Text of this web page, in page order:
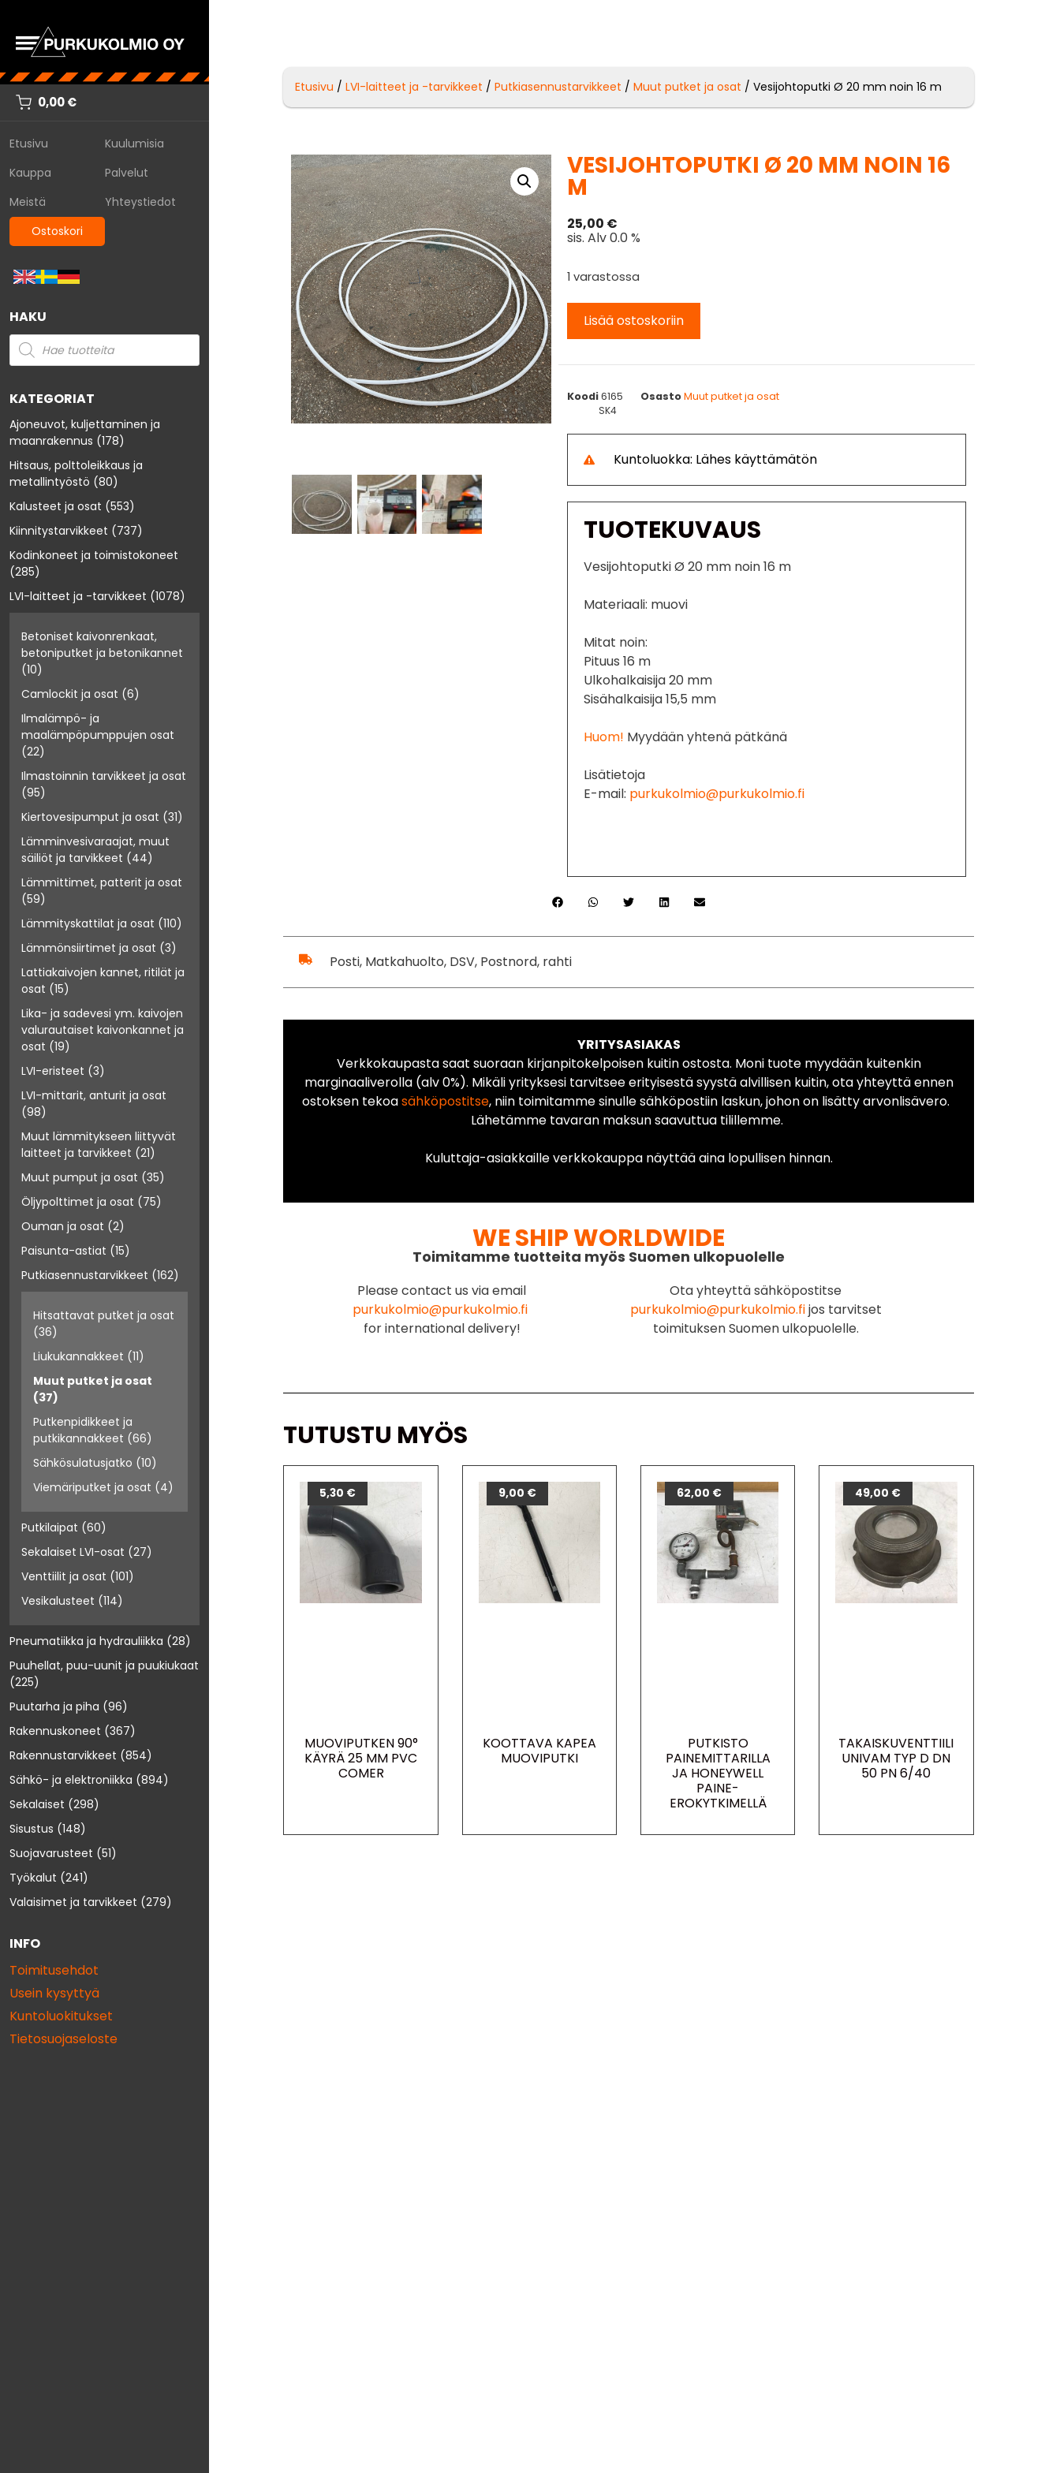
0,00€
Etusivu
Kuulumisia
Kauppa
Palvelut
Meistä
Yhteystiedot
Ostoskori
HAKU
KATEGORIAT
Ajoneuvot, kuljettaminen ja
maanrakennus (178)
Hitsaus, polttoleikkaus ja
metallintyöstö (80)
Kalusteet ja osat (553)
Kiinnitystarvikkeet (737)
Kodinkoneet ja toimistokoneet
(285)
LVI-laitteet ja -tarvikkeet (1078)
Betoniset kaivonrenkaat,
betoniputket ja betonikannet
(10)
Camlockit ja osat (6)
Ilmalämpö- ja
maalämpöpumppujen osat
(22)
Ilmastoinnin tarvikkeet ja osat
(95)
Kiertovesipumput ja osat (31)
Lämminvesivaraajat, muut
säiliöt ja tarvikkeet (44)
Lämmittimet, patterit ja osat
(59)
Lämmityskattilat ja osat (110)
Lämmönsiirtimet ja osat (3)
Lattiakaivojen kannet, ritilät ja
osat (15)
Lika- ja sadevesi ym. kaivojen
valurautaiset kaivonkannet ja
osat (19)
LVI-eristeet (3)
LVI-mittarit, anturit ja osat
(98)
Muut lämmitykseen liittyvät
laitteet ja tarvikkeet (21)
Muut pumput ja osat (35)
Öljypolttimet ja osat (75)
Ouman ja osat (2)
Paisunta-astiat (15)
Putkiasennustarvikkeet (162)
Hitsattavat putket ja osat
(36)
Liukukannakkeet (11)
Muut putket ja osat
(37)
Putkenpidikkeet ja
putkikannakkeet (66)
Sähkösulatusjatko (10)
Viemäriputket ja osat (4)
Putkilaipat (60)
Sekalaiset LVI-osat (27)
Venttiilit ja osat (101)
Vesikalusteet (114)
Pneumatiikka ja hydrauliikka (28)
Puuhellat, puu-uunit ja puukiukaat
(225)
Puutarha ja piha (96)
Rakennuskoneet (367)
Rakennustarvikkeet (854)
Sähkö- ja elektroniikka (894)
Sekalaiset (298)
Sisustus (148)
Suojavarusteet (51)
Työkalut (241)
Valaisimet ja tarvikkeet (279)
INFO
Toimitusehdot
Usein kysyttyä
Kuntoluokitukset
Tietosuojaseloste
Etusivu /LVI-laitteet ja -tarvikkeet /Putkiasennustarvikkeet /Muut putket ja osat / Vesijohtoputki Ø 20 mm noin 16 m
VESIJOHTOPUTKI Ø 20 MM NOIN 16
M
25,00 €
sis. Alv 0.0 %
1 varastossa
Lisää ostoskoriin
Koodi6165 Osasto Muut putket ja osat
SK4
Kuntoluokka: Lähes käyttämätön
TUOTEKUVAUS
Vesijohtoputki Ø 20 mm noin 16 m
Materiaali: muovi
Mitat noin:
Pituus 16 m
Ulkohalkaisija 20 mm
Sisähalkaisija 15,5 mm
Huom! Myydään yhtenä pätkänä
Lisätietoja
E-mail: purkukolmio@purkukolmio.fi
Posti, Matkahuolto, DSV, Postnord, rahti
YRITYSASIAKAS
Verkkokaupasta saat suoraan kirjanpitokelpoisen kuitin ostosta. Moni tuote myydään kuitenkin
marginaaliverolla (alv 0%). Mikäli yrityksesi tarvitsee erityisestä syystä alvillisen kuitin, ota yhteyttä ennen
ostoksen tekoasähköpostitse, niin toimitamme sinulle sähköpostiin laskun, johon on lisätty arvonlisävero.
Lähetämme tavaran maksun saavuttua tilillemme.
Kuluttaja-asiakkaille verkkokauppa näyttää aina lopullisen hinnan.
WE SHIP WORLDWIDE
Toimitamme tuotteita myös Suomen ulkopuolelle
Please contact us via email
purkukolmio@purkukolmio.fi
for international delivery!
Ota yhteyttä sähköpostitse
purkukolmio@purkukolmio.fijos tarvitset
toimituksen Suomen ulkopuolelle.
TUTUSTU MYÖS
MUOVIPUTKEN 90°
KÄYRÄ 25 MM PVC
COMER
5,30 €
KOOTTAVA KAPEA
MUOVIPUTKI
9,00 €
PUTKISTO
PAINEMITTARILLA
JA HONEYWELL
PAINE-
EROKYTKIMELLÄ
62,00 €
TAKAISKUVENTTIILI
UNIVAM TYP D DN
50 PN 6/40
49,00 €